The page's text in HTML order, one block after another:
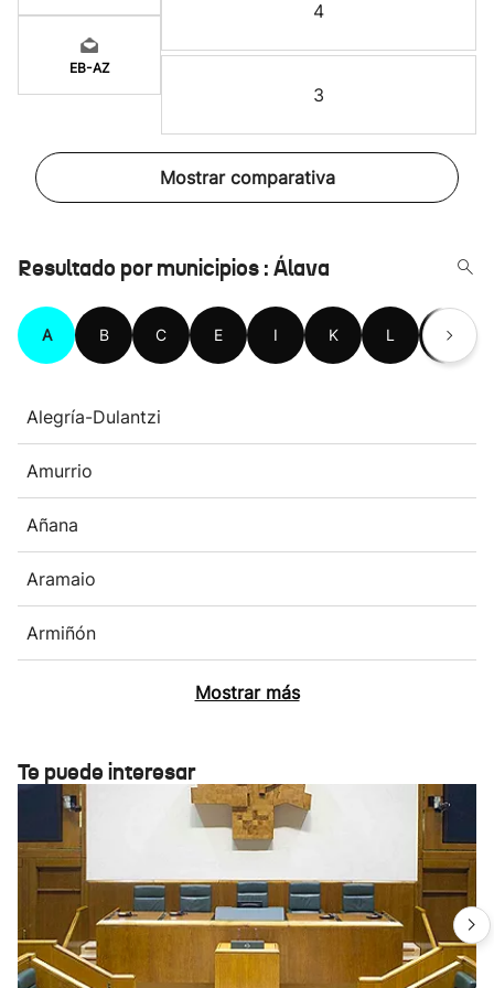
EB-AZ
4
3
Mostrar comparativa
Resultado por municipios : Álava
A B C E I K L M
Alegría-Dulantzi
Amurrio
Añana
Aramaio
Armiñón
Mostrar más
Te puede interesar